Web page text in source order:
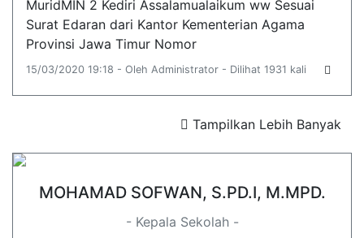
MuridMIN 2 Kediri Assalamualaikum ww Sesuai
Surat Edaran dari Kantor Kementerian Agama
Provinsi Jawa Timur Nomor
15/03/2020 19:18 - Oleh Administrator - Dilihat 1931 kali
Tampilkan Lebih Banyak
MOHAMAD SOFWAN, S.PD.I, M.MPD.
- Kepala Sekolah -